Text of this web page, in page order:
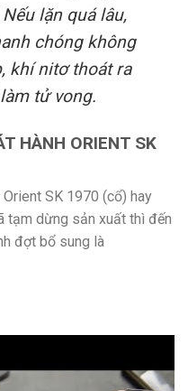
lặn quá lâu,
chóng không
khí nitơ thoát ra
tử vong.
HÀNH ORIENT SK
SK 1970 (cổ) hay
tạm dừng sản xuất thì đến
đợt bổ sung là